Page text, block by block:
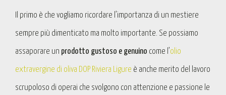
Il primo è che vogliamo ricordare l’importanza di un mestiere
sempre più dimenticato ma molto importante. Se possiamo
assaporare un prodotto gustoso e genuino come l’olio
extravergine di oliva DOP Riviera Ligure è anche merito del lavoro
scrupoloso di operai che svolgono con attenzione e passione le